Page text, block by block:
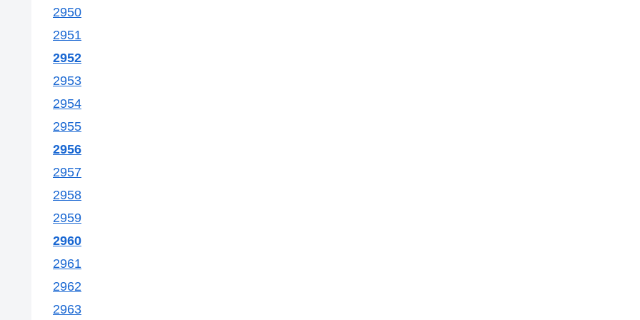
2950
2951
2952
2953
2954
2955
2956
2957
2958
2959
2960
2961
2962
2963